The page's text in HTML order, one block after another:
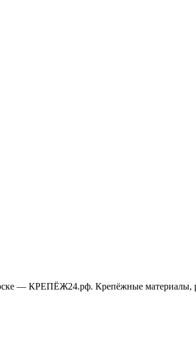
— КРЕПЁЖ24.рф. Крепёжные материалы,